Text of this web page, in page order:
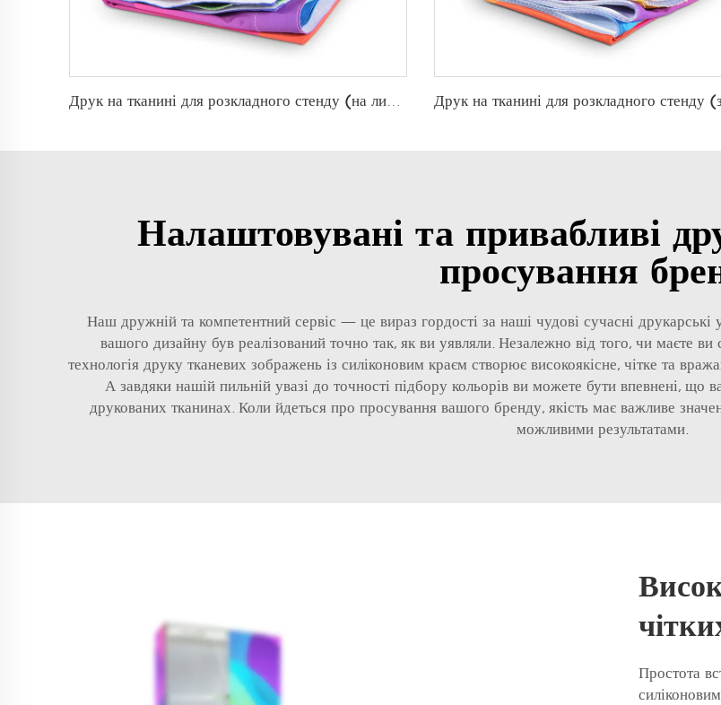
Друк на тканині для розкладного стенду (на липучці)
Налаштовувані та привабливі
просування
Наш дружній та компетентний сервіс — це вираз гордості за наші чудові сучасні друкарські
вашого дизайну був реалізований точно так, як ви уявляли. Незалежно від того, чи маєте ви
технологія друку тканевих зображень із силіконовим краєм створює високоякісне, чітке та
А завдяки нашій пильній увазі до точності підбору кольорів ви можете бути впевнені,
друкованих тканинах. Коли йдеться про просування вашого бренду, якість має важливе
можливими результатами.
Простота